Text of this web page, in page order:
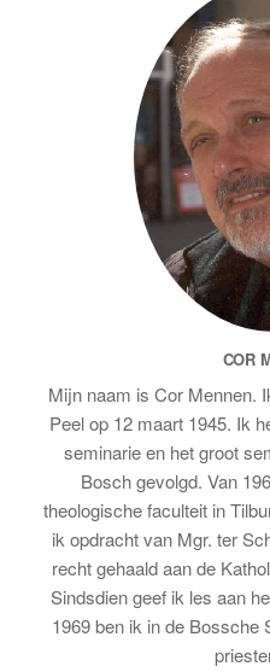
COR
Mijn naam is Cor Mennen.
Peel op 12 maart 1945. Ik
seminarie en het groot
Bosch gevolgd. Van
theologische faculteit in
ik opdracht van Mgr. ter
recht gehaald aan de
Sindsdien geef ik les aan
1969 ben ik in de Bossche